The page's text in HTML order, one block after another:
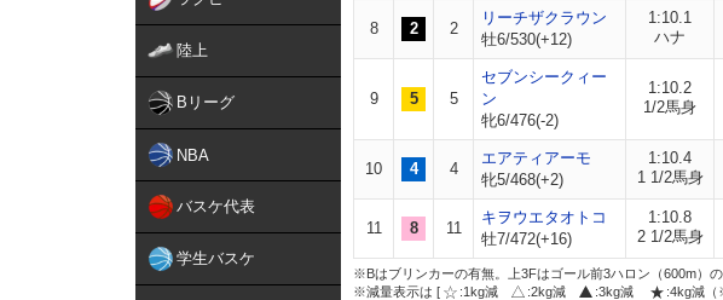
陸上
Bリーグ
NBA
バスケ代表
学生バスケ
8 2 2
リーチザクラウン
牡6/530(+12)
1:10.1
ハナ
9 5 5
セブンシークィー
ン
牝6/476(-2)
1:10.2
1/2馬身
10 4 4
エアティアーモ
牝5/468(+2)
1:10.4
1 1/2馬身
11 8 11
キヲウエタオトコ
牡7/472(+16)
1:10.8
2 1/2馬身
※Bはブリンカーの有無。上3Fはゴール前3ハロン（600m）
※減量表示は [
:1kg減 :2kg減 :3kg減 :4kg減